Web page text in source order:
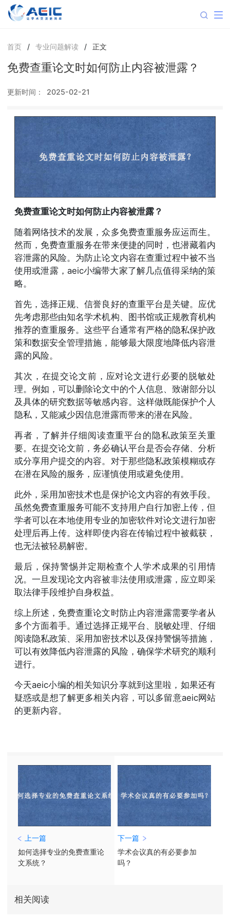
首页 / 专业问题解读 / 正文
免费查重论文时如何防止内容被泄露？
更新时间： 2025-02-21
免费查重论文时如何防止内容被泄露？
随着网络技术的发展，众多免费查重服务应运而生。
然而，免费查重服务在带来便捷的同时，也潜藏着内
容泄露的风险。为防止论文内容在查重过程中被不当
使用或泄露，aeic小编带大家了解几点值得采纳的策
略。
首先，选择正规、信誉良好的查重平台是关键。应优
先考虑那些由知名学术机构、图书馆或正规教育机构
推荐的查重服务。这些平台通常有严格的隐私保护政
策和数据安全管理措施，能够最大限度地降低内容泄
露的风险。
其次，在提交论文前，应对论文进行必要的脱敏处
理。例如，可以删除论文中的个人信息、致谢部分以
及具体的研究数据等敏感内容。这样做既能保护个人
隐私，又能减少因信息泄露而带来的潜在风险。
再者，了解并仔细阅读查重平台的隐私政策至关重
要。在提交论文前，务必确认平台是否会存储、分析
或分享用户提交的内容。对于那些隐私政策模糊或存
在潜在风险的服务，应谨慎使用或避免使用。
此外，采用加密技术也是保护论文内容的有效手段。
虽然免费查重服务可能不支持用户自行加密上传，但
学者可以在本地使用专业的加密软件对论文进行加密
处理后再上传。这样即使内容在传输过程中被截获，
也无法被轻易解密。
最后，保持警惕并定期检查个人学术成果的引用情
况。一旦发现论文内容被非法使用或泄露，应立即采
取法律手段维护自身权益。
综上所述，免费查重论文时防止内容泄露需要学者从
多个方面着手。通过选择正规平台、脱敏处理、仔细
阅读隐私政策、采用加密技术以及保持警惕等措施，
可以有效降低内容泄露的风险，确保学术研究的顺利
进行。
今天aeic小编的相关知识分享就到这里啦，如果还有
疑惑或是想了解更多相关内容，可以多留意aeic网站
的更新内容。
上一篇
如何选择专业的免费查重论
文系统？
下一篇
学术会议真的有必要参加
吗？
相关阅读